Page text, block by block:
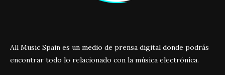
All Music Spain es un medio de prensa digital donde podrás
encontrar todo lo relacionado con la música electrónica.